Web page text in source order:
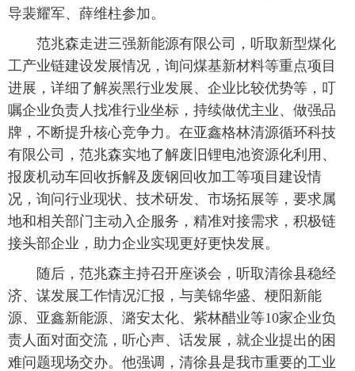
导裴耀军、薛维柱参加。
范兆森走进三强新能源有限公司，听取新型煤化
工产业链建设发展情况，询问煤基新材料等重点项目
进展，详细了解炭黑行业发展、企业比较优势等，叮
嘱企业负责人找准行业坐标，持续做优主业、做强品
牌，不断提升核心竞争力。在亚鑫格林清源循环科技
有限公司，范兆森实地了解废旧锂电池资源化利用、
报废机动车回收拆解及废钢回收加工等项目建设情
况，询问行业现状、技术研发、市场拓展等，要求属
地和相关部门主动入企服务，精准对接需求，积极链
接头部企业，助力企业实现更好更快发展。
随后，范兆森主持召开座谈会，听取清徐县稳经
济、谋发展工作情况汇报，与美锦华盛、梗阳新能
源、亚鑫新能源、潞安太化、紫林醋业等10家企业负
责人面对面交流，听心声、话发展，就企业提出的困
难问题现场交办。他强调，清徐县是我市重要的工业